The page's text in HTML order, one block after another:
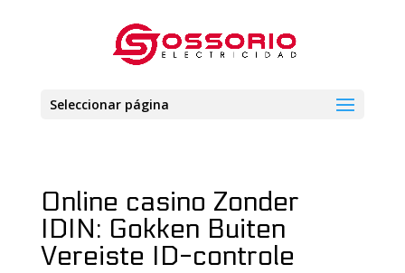
Seleccionar página
Online casino Zonder
IDIN: Gokken Buiten
Vereiste ID-controle